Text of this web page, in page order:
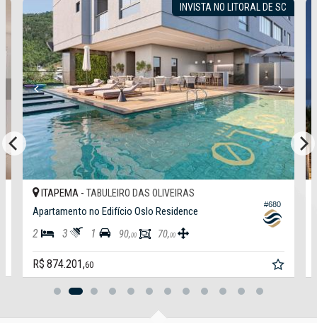
INVISTA NO LITORAL DE SC
#680
ITAPEMA - TABULEIRO DAS OLIVEIRAS
Apartamento no Edifício Oslo Residence
2 3 1 90,00 70,00
R$ 874.201,60